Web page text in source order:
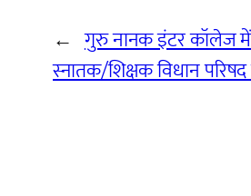
← गुरु नानक इंटर कॉलेज में
स्नातक/शिक्षक विधान